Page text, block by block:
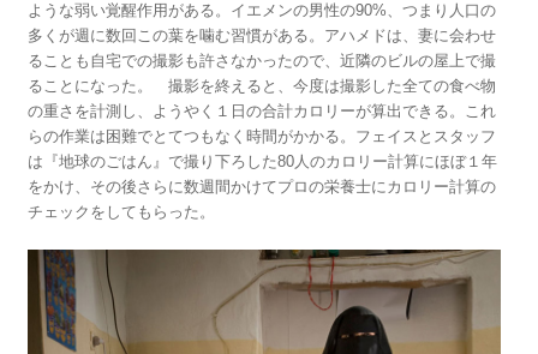
ような弱い覚醒作用がある。イエメンの男性の90%、つまり人口の
多くが週に数回この葉を噛む習慣がある。アハメドは、妻に会わせ
ることも自宅での撮影も許さなかったので、近隣のビルの屋上で撮
ることになった。 撮影を終えると、今度は撮影した全ての食べ物
の重さを計測し、ようやく１日の合計カロリーが算出できる。これ
らの作業は困難でとてつもなく時間がかかる。フェイスとスタッフ
は『地球のごはん』で撮り下ろした80人のカロリー計算にほぼ１年
をかけ、その後さらに数週間かけてプロの栄養士にカロリー計算の
チェックをしてもらった。